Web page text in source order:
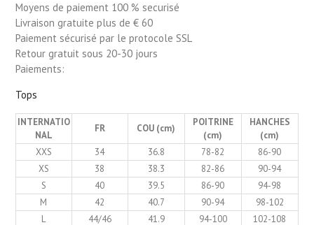
Moyens de paiement 100 % securisé
Livraison gratuite plus de € 60
Paiement sécurisé par le protocole SSL
Retour gratuit sous 20-30 jours
Paiements:
Tops
INTERNATIO
NAL
FR COU (cm)
POITRINE
(cm)
HANCHES
(cm)
XXS
34 36.8 78-82
86-90
XS
38 38.3 82-86
90-94
S
40 39.5 86-90
94-98
M
42 40.7 90-94
98-102
L
44/46 41.9 94-100 102-108